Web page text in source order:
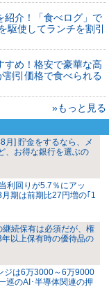
紹介！「食べログ」で
駆使してランチを割引
すめ！格安で豪華な高
割引価格で食べられる
»もっと見る
月] 貯金をするなら、メ
、お得な銀行を選ぶの
利回りが5.7％にアッ
期は前期比27円増の｢1
続保有は必須だが、権
以上保有時の優待品の
ジは6万3000～6万9000
巡のAI･半導体関連の押